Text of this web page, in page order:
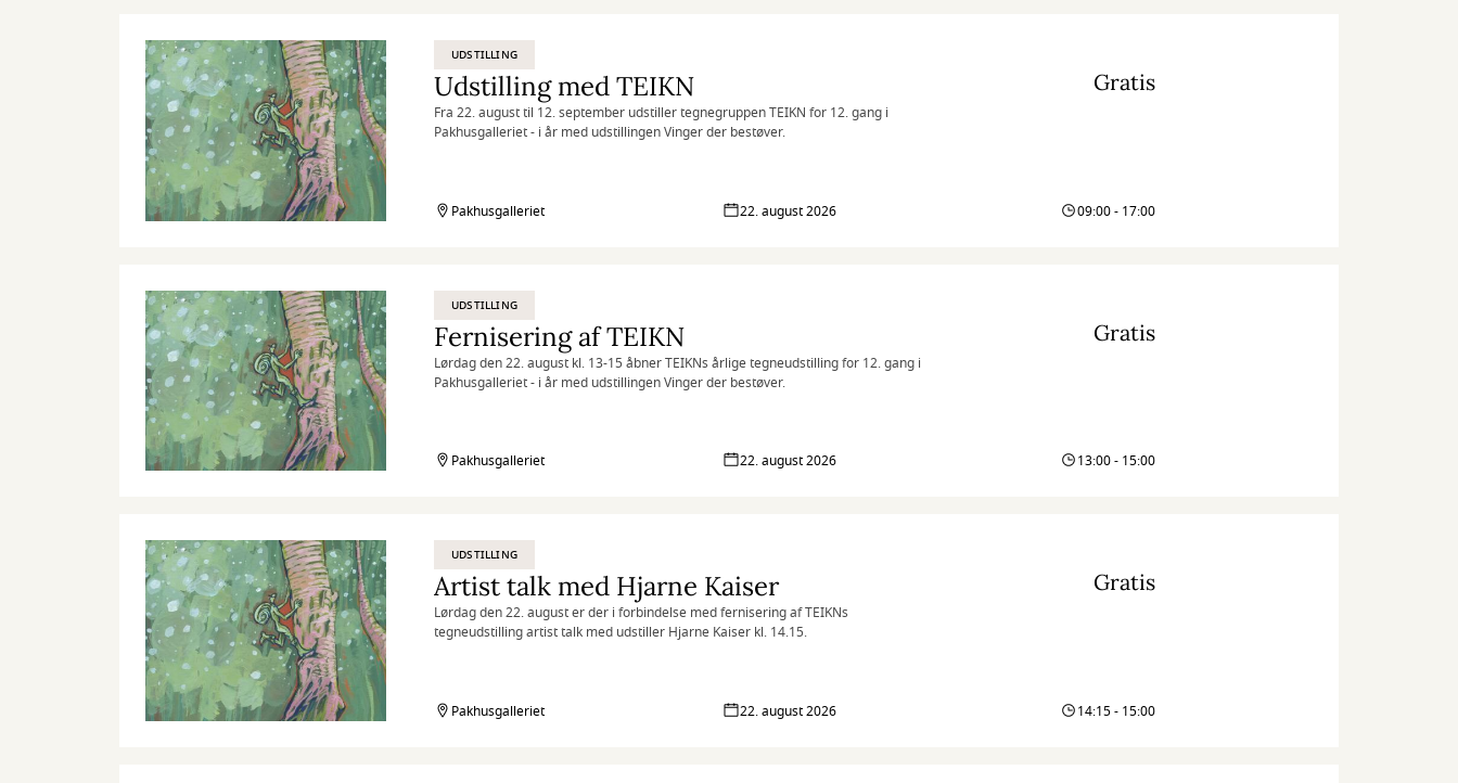
UDSTILLING
Udstilling med TEIKN
Fra 22. august til 12. september udstiller tegnegruppen TEIKN for 12. gang i
Pakhusgalleriet - i år med udstillingen Vinger der bestøver.
Gratis
Pakhusgalleriet 22. august 2026 09:00 - 17:00
UDSTILLING
Fernisering af TEIKN
Lørdag den 22. august kl. 13-15 åbner TEIKNs årlige tegneudstilling for 12. gang i
Pakhusgalleriet - i år med udstillingen Vinger der bestøver.
Gratis
Pakhusgalleriet 22. august 2026 13:00 - 15:00
UDSTILLING
Artist talk med Hjarne Kaiser
Lørdag den 22. august er der i forbindelse med fernisering af TEIKNs
tegneudstilling artist talk med udstiller Hjarne Kaiser kl. 14.15.
Gratis
Pakhusgalleriet 22. august 2026 14:15 - 15:00